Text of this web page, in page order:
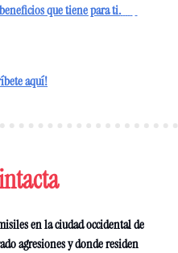
que tiene para ti.
aquí!
en la ciudad occidental de
agresiones y donde residen